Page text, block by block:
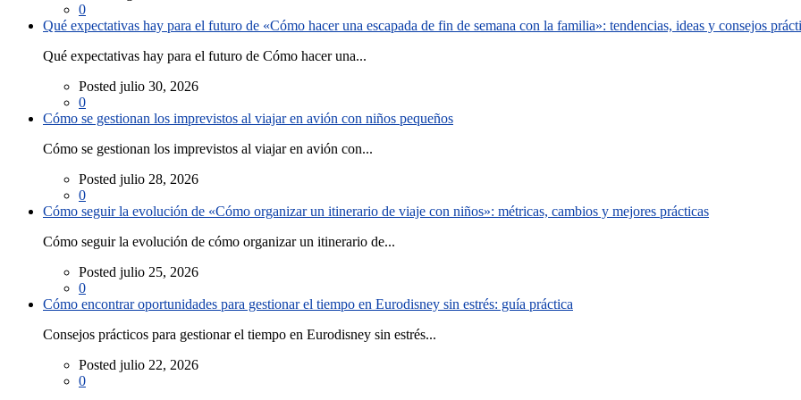
0
Qué expectativas hay para el futuro de «Cómo hacer una escapada de fin de semana con la familia»: tendencias, ideas y consejos
Qué expectativas hay para el futuro de Cómo hacer una...
Posted julio 30, 2026
0
Cómo se gestionan los imprevistos al viajar en avión con niños pequeños
Cómo se gestionan los imprevistos al viajar en avión con...
Posted julio 28, 2026
0
Cómo seguir la evolución de «Cómo organizar un itinerario de viaje con niños»: métricas, cambios y mejores prácticas
Cómo seguir la evolución de cómo organizar un itinerario de...
Posted julio 25, 2026
0
Cómo encontrar oportunidades para gestionar el tiempo en Eurodisney sin estrés: guía práctica
Consejos prácticos para gestionar el tiempo en Eurodisney sin estrés...
Posted julio 22, 2026
0